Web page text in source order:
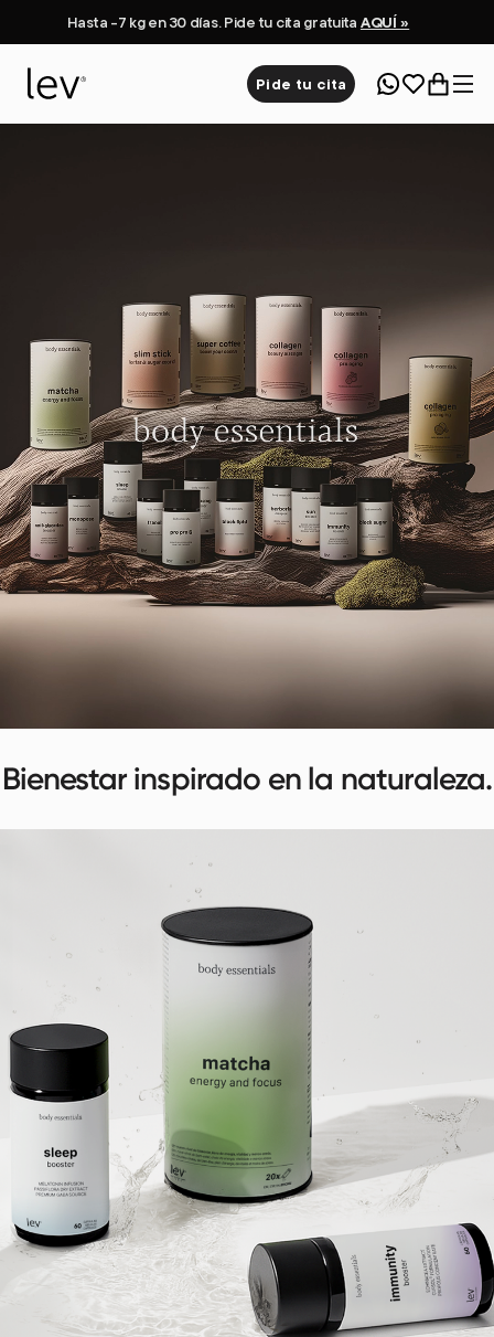
Hasta -7 kg en 30 días. Pide tu cita gratuita AQUÍ »
Pide tu cita
bienestar inspirado en la naturaleza.